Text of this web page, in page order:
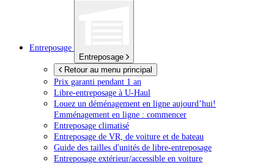
Entreposage
Entreposage
Retour au menu principal
Prix garanti pendant 1 an
Libre-entreposage à U-Haul
Louez un déménagement en ligne aujourd’hui!
Emménagement en ligne : commencer
Entreposage climatisé
Entreposage de VR, de voiture et de bateau
Guide des tailles d'unités de libre-entreposage
Entreposage extérieur/accessible en voiture